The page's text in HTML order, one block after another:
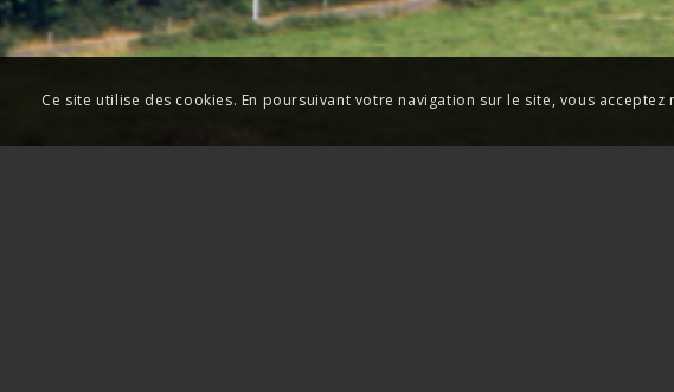
Ce site utilise des cookies. En poursuivant votre navigation sur le site, vous